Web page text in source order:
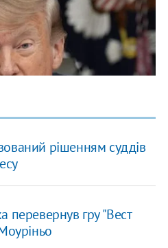
рішенням суддів
перевернув гру "Вест